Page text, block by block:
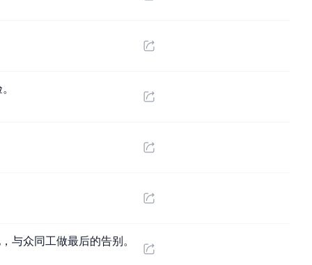
与众同工做最后的告别。